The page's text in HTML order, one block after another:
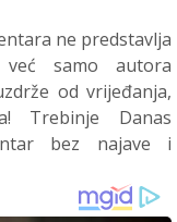
ne predstavlja
samo autora
od vrijeđanja,
Trebinje Danas
bez najave i